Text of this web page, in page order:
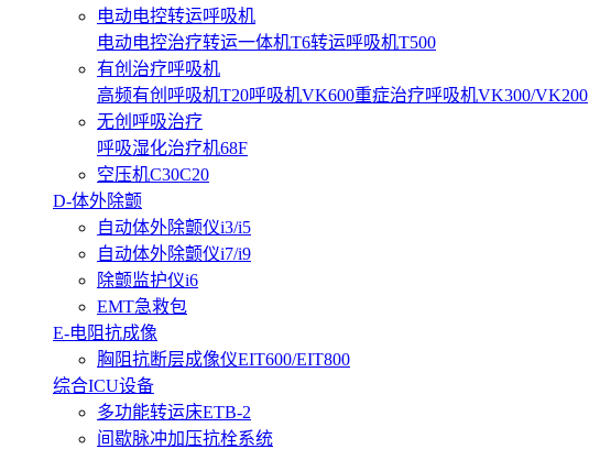
电动电控转运呼吸机
电动电控治疗转运一体机T6转运呼吸机T500
有创治疗呼吸机
高频有创呼吸机T20呼吸机VK600重症治疗呼吸机VK300/VK200
无创呼吸治疗
呼吸湿化治疗机68F
空压机C30C20
D-体外除颤
自动体外除颤仪i3/i5
自动体外除颤仪i7/i9
除颤监护仪i6
EMT急救包
E-电阻抗成像
胸阻抗断层成像仪EIT600/EIT800
综合ICU设备
多功能转运床ETB-2
间歇脉冲加压抗栓系统